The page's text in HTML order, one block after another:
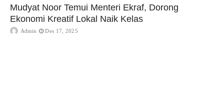
Mudyat Noor Temui Menteri Ekraf, Dorong
Ekonomi Kreatif Lokal Naik Kelas
Admin Des 17, 2025